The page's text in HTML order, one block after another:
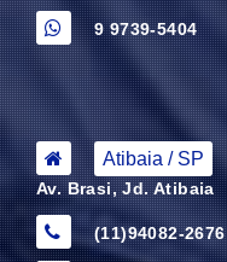
9 9739-5404
Atibaia / SP
Av. Brasi, Jd. Atibaia
(11)94082-2676